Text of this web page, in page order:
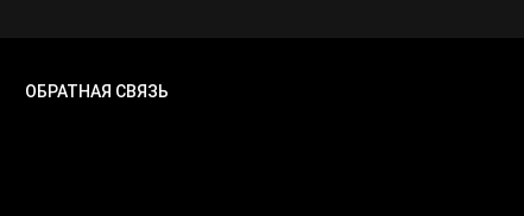
ОБРАТНАЯ СВЯЗЬ